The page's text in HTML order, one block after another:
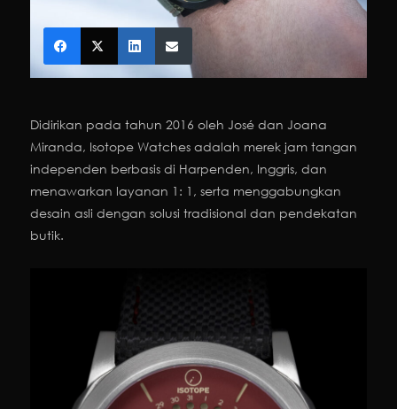
Didirikan pada tahun 2016 oleh José dan Joana
Miranda, Isotope Watches adalah merek jam tangan
independen berbasis di Harpenden, Inggris, dan
menawarkan layanan 1: 1, serta menggabungkan
desain asli dengan solusi tradisional dan pendekatan
butik.